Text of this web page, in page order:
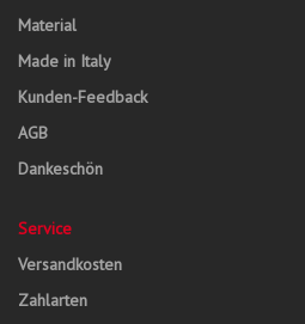
Material
Made in Italy
Kunden-Feedback
AGB
Dankeschön
Service
Versandkosten
Zahlarten